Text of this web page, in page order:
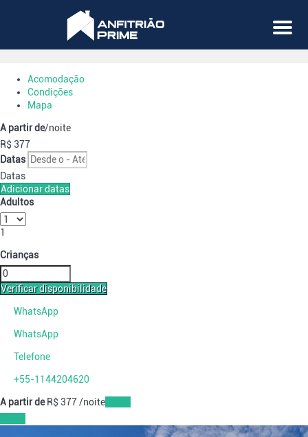
Menu
Acomodação
Condições
Mapa
A partir de/noite
R$ 377
Datas
Datas
Adicionar datas
Adultos
1
Crianças
Verificar disponibilidade
WhatsApp
WhatsApp
Telefone
+55-1144204620
A partir deR$ 377/noite